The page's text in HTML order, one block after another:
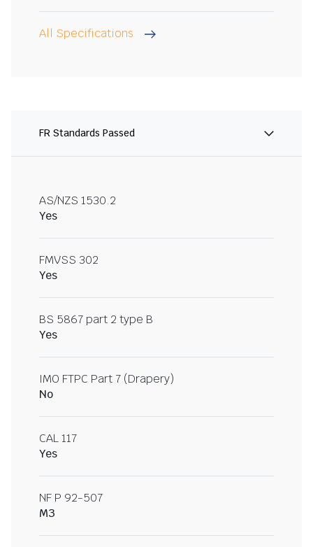
All Specifications
FR Standards Passed
AS/NZS 1530.2
Yes
FMVSS 302
Yes
BS 5867 part 2 type B
Yes
IMO FTPC Part 7 (Drapery)
No
CAL 117
Yes
NF P 92-507
M3